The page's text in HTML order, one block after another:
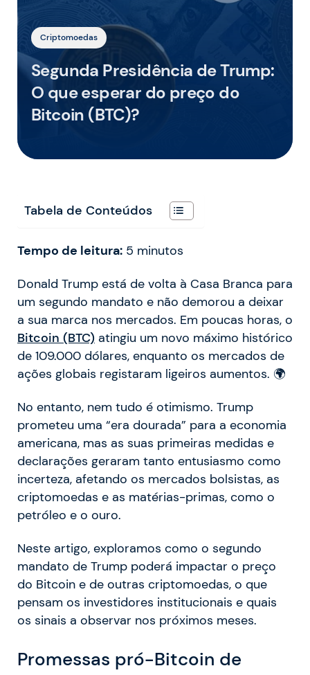
Criptomoedas
Segunda Presidência de Trump:
O que esperar do preço do
Bitcoin (BTC)?
Tabela de Conteúdos
Tempo de leitura: 5 minutos
Donald Trump está de volta à Casa Branca para
um segundo mandato e não demorou a deixar
a sua marca nos mercados. Em poucas horas, o
Bitcoin (BTC) atingiu um novo máximo histórico
de 109.000 dólares, enquanto os mercados de
ações globais registaram ligeiros aumentos. 🌍
No entanto, nem tudo é otimismo. Trump
prometeu uma “era dourada” para a economia
americana, mas as suas primeiras medidas e
declarações geraram tanto entusiasmo como
incerteza, afetando os mercados bolsistas, as
criptomoedas e as matérias-primas, como o
petróleo e o ouro.
Neste artigo, exploramos como o segundo
mandato de Trump poderá impactar o preço
do Bitcoin e de outras criptomoedas, o que
pensam os investidores institucionais e quais
os sinais a observar nos próximos meses.
Promessas pró-Bitcoin de